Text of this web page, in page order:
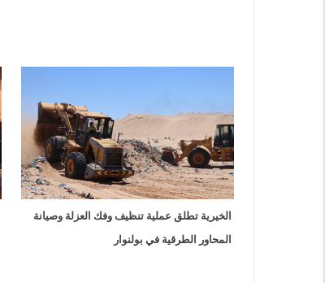
الخيرية تطلق عملية تنظيف وفك العزلة وصيانة
المحاور الطرقية في بولنوار